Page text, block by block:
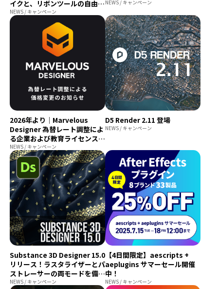
イクと、リボンツールの自由な
表現力
NEWS / キャンペーン
NEWS / キャンペーン
2026年より｜Marvelous
Designer 為替レート調整によ
る企業および教育ライセンス価
格変更のお知らせ
NEWS / キャンペーン
D5 Render 2.11 登場
NEWS / キャンペーン
Substance 3D Designer 15.0
リリース！ラスタライザーとパ
ストレーサーの両モードを備え
た全く新しい3Dレンダラーが
NEWS / キャンペーン
【4日間限定】aescripts +
aeplugins サマーセール開催
中！
NEWS / キャンペーン